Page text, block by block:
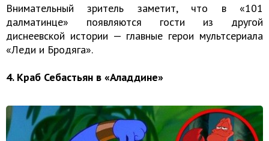
Внимательный зритель заметит, что в «101
далматинце» появляются гости из другой
диснеевской истории — главные герои мультсериала
«Леди и Бродяга».
4. Краб Себастьян в «Аладдине»